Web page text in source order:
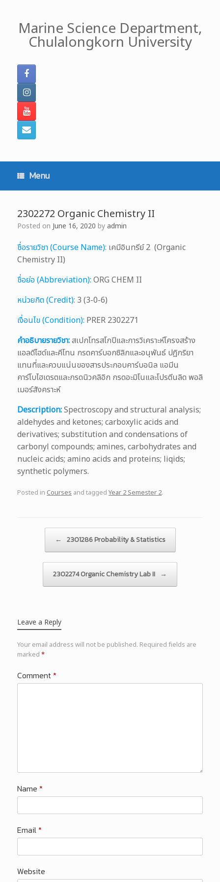
contentMarine Science Department,
Chulalongkorn University
Menu
2302272 Organic Chemistry II
Posted on June 16, 2020 byadmin
ชื่อรายวิชา (Course Name): เคมีอินทรีย์ 2 (Organic
Chemistry II)
ชื่อย่อ (Abbreviation): ORG CHEM II
หน่วยกิต (Credit): 3 (3-0-6)
เงื่อนไข (Condition): PRER 2302271
คำอธิบายรายวิชา:สเปกโทรสโกปีและการวิเคราะห์โครงสร้าง
แอลดีไฮด์และคีโทน กรดคาร์บอกซิลิกและอนุพันธ์ ปฎิกริยา
แทนที่และควบแน่นของสารประกอบคาร์บอนิล แอมีน
คาร์โบไฮเดรตและกรดนิวคลิอิก กรดอะมิโนและโปรตีนลิด พอลิ
เมอร์สังคราะห์
Description:Spectroscopy and structural analysis;
aldehydes and ketones; carboxylic acids and
derivatives; substitution and condensations of
carbonyl compounds; amines, carbohydrates and
nucleic acids; amino acids and proteins; liqids;
synthetic polymers.
Posted in Courses and tagged Year 2 Semester 2.
← 2301286 Probability & Statistics
2302274 Organic Chemistry Lab II →
Leave a Reply
Your email address will not be published. Required fields are
marked *
Comment*
Name *
Email*
Website